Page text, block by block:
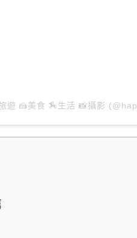
遊 🍰美食 🏇生活 📸攝影